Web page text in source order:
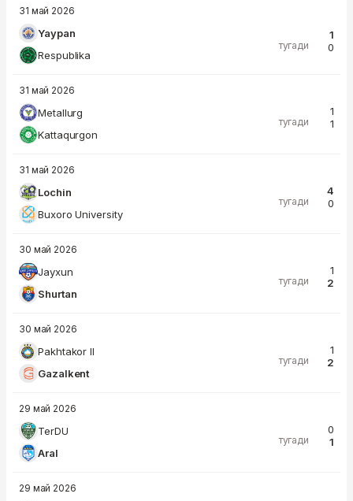
31 май 2026
Yaypan
Respublika
тугади
1
0
31 май 2026
Metallurg
Kattaqurgon
тугади
1
1
31 май 2026
Lochin
Buxoro University
тугади
4
0
30 май 2026
Jayxun
Shurtan
тугади
1
2
30 май 2026
Pakhtakor II
Gazalkent
тугади
1
2
29 май 2026
TerDU
Aral
тугади
0
1
29 май 2026